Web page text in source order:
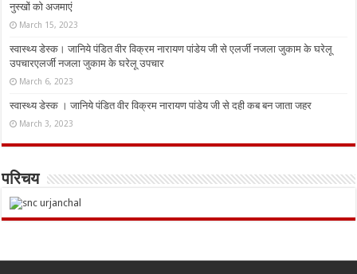
नुस्‍खों को अजमाएं
March 15, 2023
स्वास्थ्य डेस्क। जानिये पंडित वीर विक्रम नारायण पांडेय जी से एलर्जी नजला जुकाम के घरेलू
उपचारएलर्जी नजला जुकाम के घरेलू उपचार
March 6, 2023
स्वास्थ्य डेस्क । जानिये पंडित वीर विक्रम नारायण पांडेय जी से दही कब बन जाता जहर
March 3, 2023
परिचय